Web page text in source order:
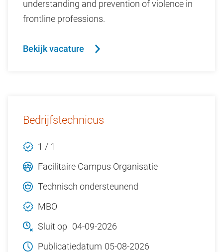
understanding and prevention of violence in
frontline professions.
Bekijk vacature
Bedrijfstechnicus
1 / 1
Facilitaire Campus Organisatie
Technisch ondersteunend
MBO
Sluit op 04-09-2026
Publicatiedatum 05-08-2026